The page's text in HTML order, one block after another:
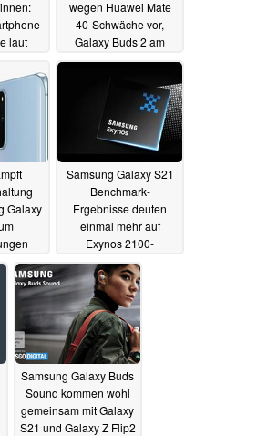
laut
wegen Huawei Mate
40-Schwäche vor,
Galaxy Buds 2 am
Horizont17.10.2020
Galaxy
beim
16.10.2020
Samsung Galaxy S21
Benchmark-
Ergebnisse deuten
einmal mehr auf
Exynos 2100-
Vorsprung gegenüber
Snapdragon 875
11.10.2020
Samsung Galaxy Buds
Sound kommen wohl
gemeinsam mit Galaxy
S21 und Galaxy Z Flip2